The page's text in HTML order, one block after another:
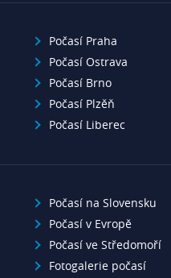
Počasí Praha
Počasí Ostrava
Počasí Brno
Počasí Plzěň
Počasí Liberec
Počasí na Slovensku
Počasí v Evropě
Počasí ve Středomoří
Fotogalerie počasí